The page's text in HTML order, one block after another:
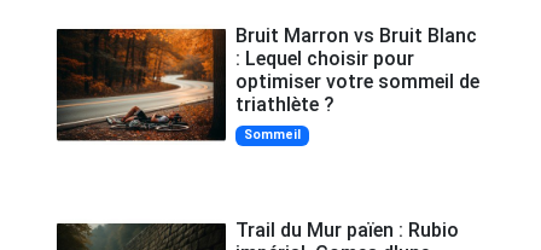
Bruit Marron vs Bruit Blanc
: Lequel choisir pour
optimiser votre sommeil de
triathlète ?
Sommeil
Trail du Mur païen : Rubio